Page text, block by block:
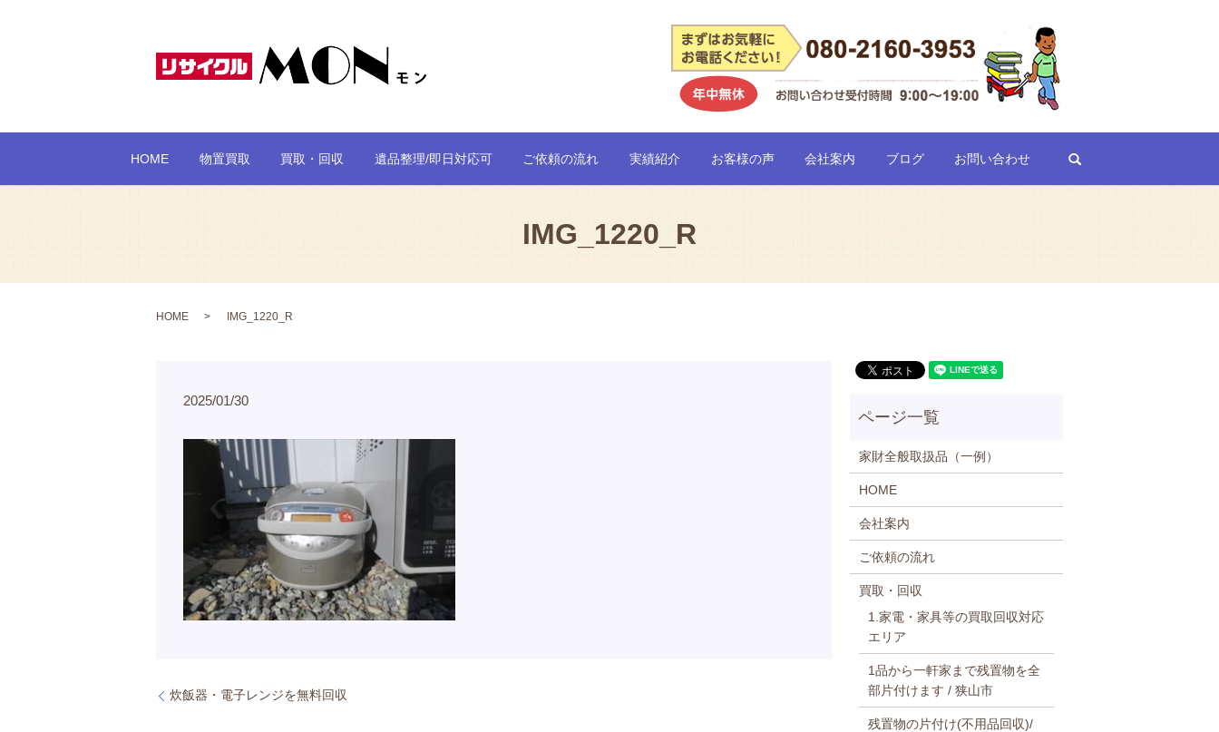
HOME 物置買取 買取・回収 遺品整理/即日対応可 ご依頼の流れ 実績紹介 お客様の声 会社案内 ブログ お問い合わせ
IMG_1220_R
HOME IMG_1220_R
2025/01/30
炊飯器・電子レンジを無料回収
家財全般取扱品（一例）
HOME
会社案内
ご依頼の流れ
買取・回収
1.家電・家具等の買取回収対応
エリア
1品から一軒家まで残置物を全
部片付けます / 狭山市
残置物の片付け(不用品回収)/